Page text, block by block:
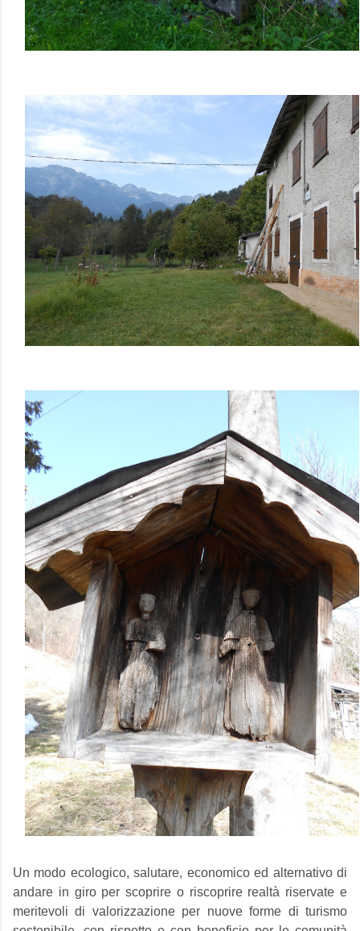
Un modo ecologico, salutare, economico ed alternativo di
andare in giro per scoprire o riscoprire realtà riservate e
meritevoli di valorizzazione per nuove forme di turismo